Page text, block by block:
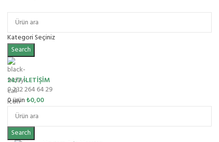
Kategori Seçiniz
Search
24/7 İLETİŞİM
0 232 264 64 29
0ürün₺0,00
Search